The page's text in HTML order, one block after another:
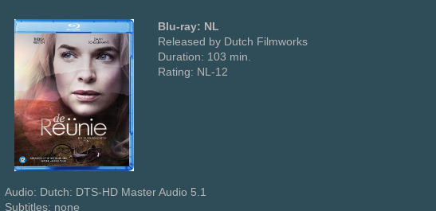
Blu-ray: NL
Released by Dutch Filmworks
Duration: 103 min.
Rating: NL-12
Audio: Dutch: DTS-HD Master Audio 5.1
Subtitles: none